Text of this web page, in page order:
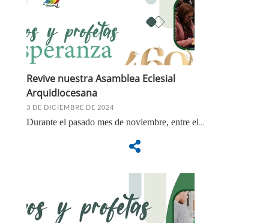
Revive nuestra Asamblea Eclesial
Arquidiocesana
3 DE DICIEMBRE DE 2024
Durante el pasado mes de noviembre, entre el...